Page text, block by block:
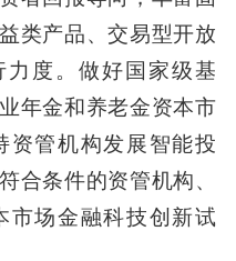
类产品、交易型开放
度。做好国家级基
年金和养老金资本市
资管机构发展智能投
合条件的资管机构、
市场金融科技创新试